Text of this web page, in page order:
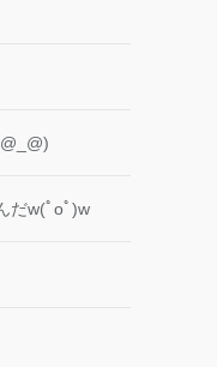
だw(ﾟoﾟ)w